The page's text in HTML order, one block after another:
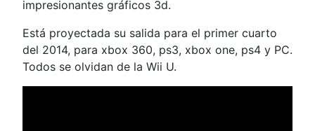
impresionantes gráficos 3d.
Está proyectada su salida para el primer cuarto
del 2014, para xbox 360, ps3, xbox one, ps4 y PC.
Todos se olvidan de la Wii U.